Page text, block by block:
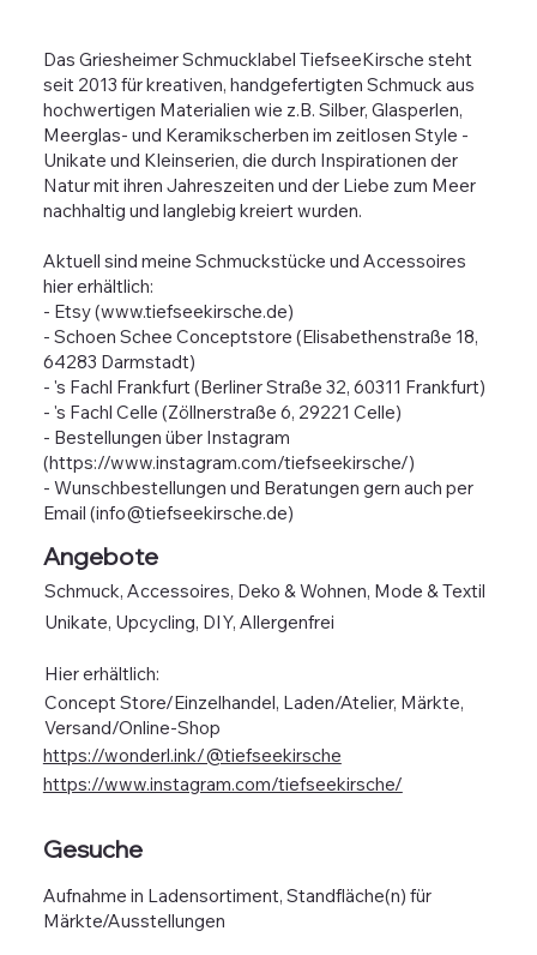
Das Griesheimer Schmucklabel TiefseeKirsche steht
seit 2013 für kreativen, handgefertigten Schmuck aus
hochwertigen Materialien wie z.B. Silber, Glasperlen,
Meerglas- und Keramikscherben im zeitlosen Style -
Unikate und Kleinserien, die durch Inspirationen der
Natur mit ihren Jahreszeiten und der Liebe zum Meer
nachhaltig und langlebig kreiert wurden.
Aktuell sind meine Schmuckstücke und Accessoires
hier erhältlich:
- Etsy (www.tiefseekirsche.de)
- Schoen Schee Conceptstore (Elisabethenstraße 18,
64283 Darmstadt)
- 's Fachl Frankfurt (Berliner Straße 32, 60311 Frankfurt)
- 's Fachl Celle (Zöllnerstraße 6, 29221 Celle)
- Bestellungen über Instagram
(https://www.instagram.com/tiefseekirsche/)
- Wunschbestellungen und Beratungen gern auch per
Email (info@tiefseekirsche.de)
Angebote
Schmuck, Accessoires, Deko & Wohnen, Mode & Textil
Unikate, Upcycling, DIY, Allergenfrei
Hier erhältlich:
Concept Store/Einzelhandel, Laden/Atelier, Märkte,
Versand/Online-Shop
https://wonderl.ink/@tiefseekirsche
https://www.instagram.com/tiefseekirsche/
Gesuche
Aufnahme in Ladensortiment, Standfläche(n) für
Märkte/Ausstellungen